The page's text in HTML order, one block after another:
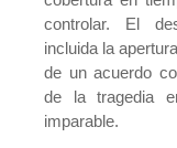
controlar. El
incluida la
de un acuerdo
de la tragedia
imparable.